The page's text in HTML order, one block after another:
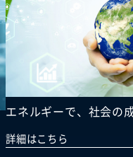
エネルギーで、社会の
詳細はこちら